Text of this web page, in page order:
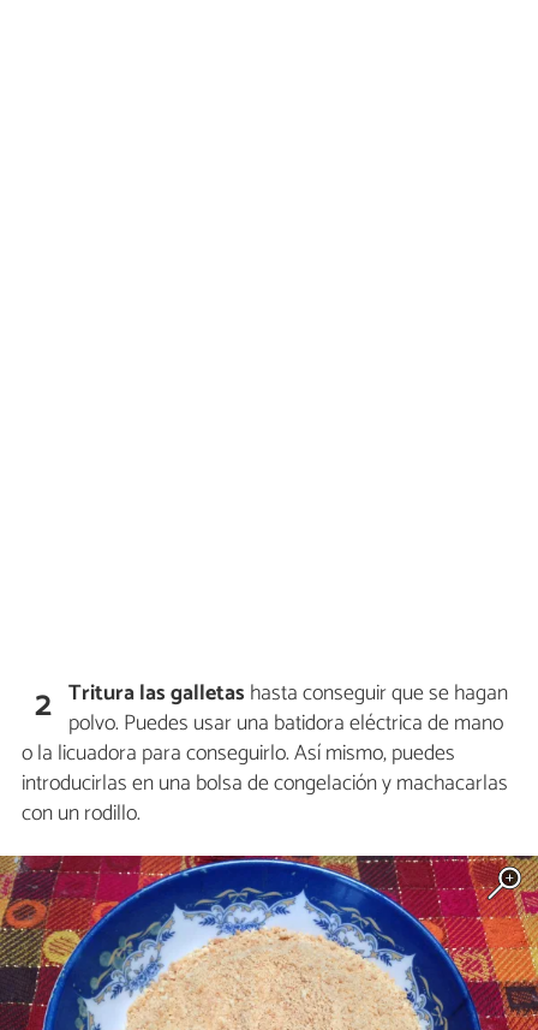
2 Tritura las galletas hasta conseguir que se hagan
polvo. Puedes usar una batidora eléctrica de mano
o la licuadora para conseguirlo. Así mismo, puedes
introducirlas en una bolsa de congelación y machacarlas
con un rodillo.